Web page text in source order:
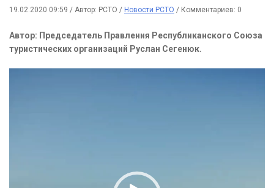
19.02.2020 09:59 / Автор: РСТО / Новости РСТО / Комментариев: 0
Автор: Председатель Правления Республиканского Союза
туристических организаций Руслан Сегенюк.